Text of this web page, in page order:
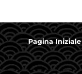
Pagina Iniziale